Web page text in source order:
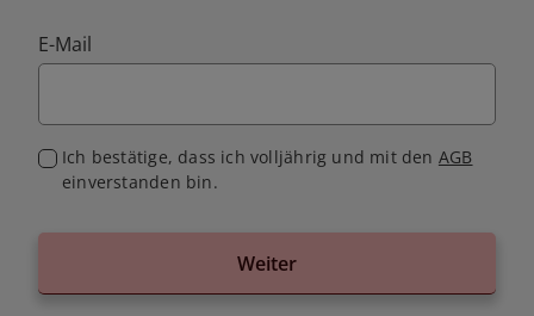
E-Mail
Ich bestätige, dass ich volljährig und mit den AGB
einverstanden bin.
Weiter